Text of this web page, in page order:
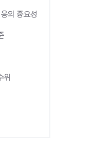
의 중요성
위